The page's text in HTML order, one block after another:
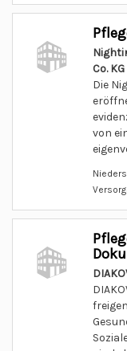
Co. KG
Die
von